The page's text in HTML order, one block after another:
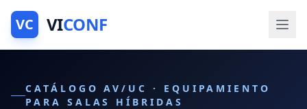
VC VICONF
CATÁLOGO AV/UC · EQUIPAMIENTO
PARA SALAS HÍBRIDAS